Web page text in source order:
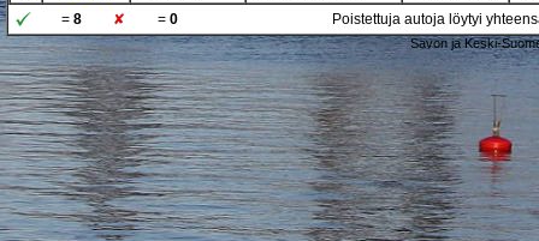
= 8 = 0 Poistettuja autoja löytyi
Savon ja Keski-